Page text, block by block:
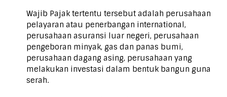
Wajib Pajak tertentu tersebut adalah perusahaan
pelayaran atau penerbangan international,
perusahaan asuransi luar negeri, perusahaan
pengeboran minyak, gas dan panas bumi,
perusahaan dagang asing, perusahaan yang
melakukan investasi dalam bentuk bangun guna
serah.